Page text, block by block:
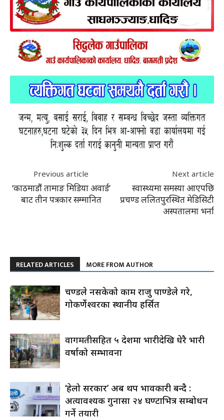
Previous article
‘काठमाडौं तामाङ मिडिया अवार्ड’
बाट तीन पत्रकार सम्मानित
Next article
स्वास्थ्यमा समस्या आएपछि
प्रचण्ड ललितपुरस्थित मेडिसिटी
अस्पतालमा भर्ना
RELATED ARTICLES MORE FROM AUTHOR
प्रचण्डले नसकेको काम राजु पाण्डेले गरे,
गोकर्णेश्वरका स्थानीय हर्सित
वागमतीसहित ५ प्रदेशमा भारीदेखि धेरै भारी
वर्षाको सम्भावना
‘हेलो सरकार’ अब थप प्रभावकारी बन्दै :
अत्यावश्यक गुनासा २४ घण्टाभित्र सम्बोधन
गर्ने तयारी